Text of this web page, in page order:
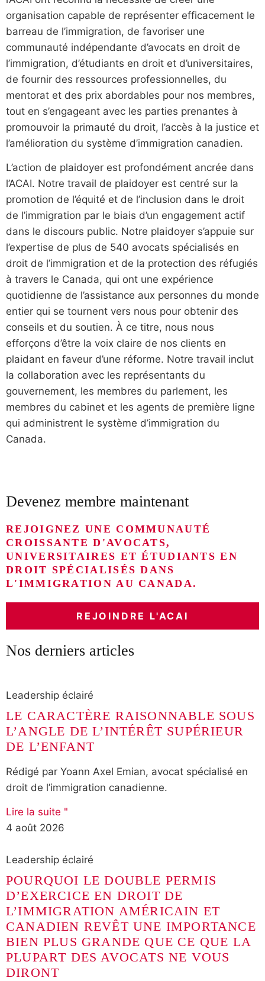
organisation capable de représenter efficacement le
barreau de l’immigration, de favoriser une
communauté indépendante d’avocats en droit de
l’immigration, d’étudiants en droit et d’universitaires,
de fournir des ressources professionnelles, du
mentorat et des prix abordables pour nos membres,
tout en s’engageant avec les parties prenantes à
promouvoir la primauté du droit, l’accès à la justice et
l’amélioration du système d’immigration canadien.
L’action de plaidoyer est profondément ancrée dans
l’ACAI. Notre travail de plaidoyer est centré sur la
promotion de l’équité et de l’inclusion dans le droit
de l’immigration par le biais d’un engagement actif
dans le discours public. Notre plaidoyer s’appuie sur
l’expertise de plus de 540 avocats spécialisés en
droit de l’immigration et de la protection des réfugiés
à travers le Canada, qui ont une expérience
quotidienne de l’assistance aux personnes du monde
entier qui se tournent vers nous pour obtenir des
conseils et du soutien. À ce titre, nous nous
efforçons d’être la voix claire de nos clients en
plaidant en faveur d’une réforme. Notre travail inclut
la collaboration avec les représentants du
gouvernement, les membres du parlement, les
membres du cabinet et les agents de première ligne
qui administrent le système d’immigration du
Canada.
Devenez membre maintenant
REJOIGNEZ UNE COMMUNAUTÉ
CROISSANTE D'AVOCATS,
UNIVERSITAIRES ET ÉTUDIANTS EN
DROIT SPÉCIALISÉS DANS
L'IMMIGRATION AU CANADA.
REJOINDRE L'ACAI
Nos derniers articles
Leadership éclairé
LE CARACTÈRE RAISONNABLE SOUS
L’ANGLE DE L’INTÉRÊT SUPÉRIEUR
DE L’ENFANT
Rédigé par Yoann Axel Emian, avocat spécialisé en
droit de l’immigration canadienne.
Lire la suite "
4 août 2026
Leadership éclairé
POURQUOI LE DOUBLE PERMIS
D’EXERCICE EN DROIT DE
L’IMMIGRATION AMÉRICAIN ET
CANADIEN REVÊT UNE IMPORTANCE
BIEN PLUS GRANDE QUE CE QUE LA
PLUPART DES AVOCATS NE VOUS
DIRONT